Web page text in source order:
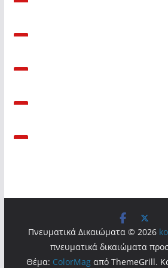
Πνευματικά Δικαιώματα © 2026
πνευματικά δικαιώματα
Θέμα: ColorMagαπό ThemeGrill.